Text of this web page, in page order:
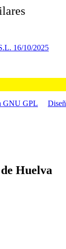
16/10/2025
GNU GPL
Huelva